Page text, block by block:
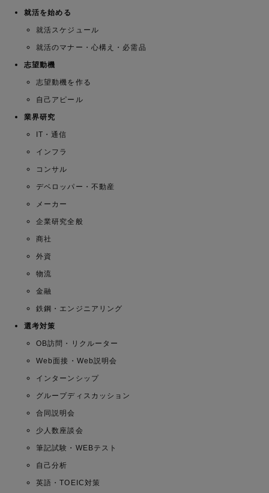
就活を始める
就活スケジュール
就活のマナー・心構え・必需品
志望動機
志望動機を作る
自己アピール
業界研究
IT・通信
インフラ
コンサル
デベロッパー・不動産
メーカー
企業研究全般
商社
外資
物流
金融
鉄鋼・エンジニアリング
選考対策
OB訪問・リクルーター
Web面接・Web説明会
インターンシップ
グループディスカッション
合同説明会
少人数座談会
筆記試験・WEBテスト
自己分析
英語・TOEIC対策